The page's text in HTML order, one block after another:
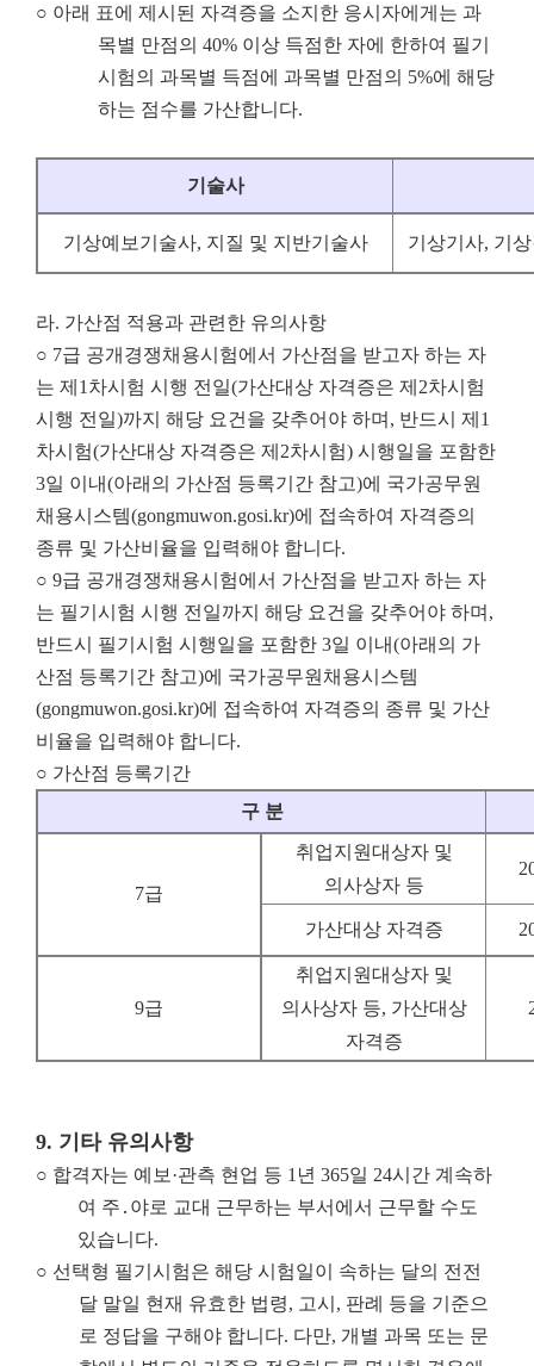
○ 아래 표에 제시된 자격증을 소지한 응시자에게는 과
목별 만점의 40% 이상 득점한 자에 한하여 필기
시험의 과목별 득점에 과목별 만점의 5%에 해당
하는 점수를 가산합니다.
기술사
기상예보기술사, 지질 및 지반기술사 기상기사, 기
라. 가산점 적용과 관련한 유의사항
○ 7급 공개경쟁채용시험에서 가산점을 받고자 하는 자
는 제1차시험 시행 전일(가산대상 자격증은 제2차시험
시행 전일)까지 해당 요건을 갖추어야 하며, 반드시 제1
차시험(가산대상 자격증은 제2차시험) 시행일을 포함한
3일 이내(아래의 가산점 등록기간 참고)에 국가공무원
채용시스템(gongmuwon.gosi.kr)에 접속하여 자격증의
종류 및 가산비율을 입력해야 합니다.
○ 9급 공개경쟁채용시험에서 가산점을 받고자 하는 자
는 필기시험 시행 전일까지 해당 요건을 갖추어야 하며,
반드시 필기시험 시행일을 포함한 3일 이내(아래의 가
산점 등록기간 참고)에 국가공무원채용시스템
(gongmuwon.gosi.kr)에 접속하여 자격증의 종류 및 가산
비율을 입력해야 합니다.
○ 가산점 등록기간
구 분
7급
취업지원대상자 및
의사상자 등
가산대상 자격증
9급
취업지원대상자 및
의사상자 등, 가산대상
자격증
9. 기타 유의사항
○ 합격자는 예보·관측 현업 등 1년 365일 24시간 계속하
여 주․야로 교대 근무하는 부서에서 근무할 수도
있습니다.
○ 선택형 필기시험은 해당 시험일이 속하는 달의 전전
달 말일 현재 유효한 법령, 고시, 판례 등을 기준으
로 정답을 구해야 합니다. 다만, 개별 과목 또는 문